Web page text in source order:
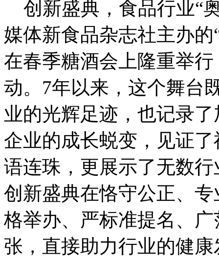
创新盛典，食品行业“
媒体新食品杂志社主办
在春季糖酒会上隆重举
动。7年以来，这个舞台
业的光辉足迹，也记录
企业的成长蜕变，见证
语连珠，更展示了无数
创新盛典在恪守公正、
格举办、严标准提名、
张，直接助力行业的健